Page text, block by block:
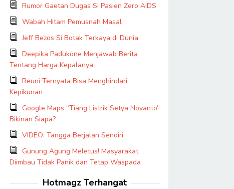
Rumor Gaetan Dugas Si Pasien Zero AIDS
Wabah Hitam Pemusnah Masal
Jeff Bezos Si Botak Terkaya di Dunia
Deepika Padukone Menjawab Berita
Tentang Harga Kepalanya
Reuni Ternyata Bisa Menghindari
Kepikunan
Google Maps “Tiang Listrik Setya Novanto”
Bikinan Siapa?
VIDEO: Tangga Berjalan Sendiri
Gunung Agung Meletus! Masyarakat
Diimbau Tidak Panik dan Tetap Waspada
Hotmagz Terhangat